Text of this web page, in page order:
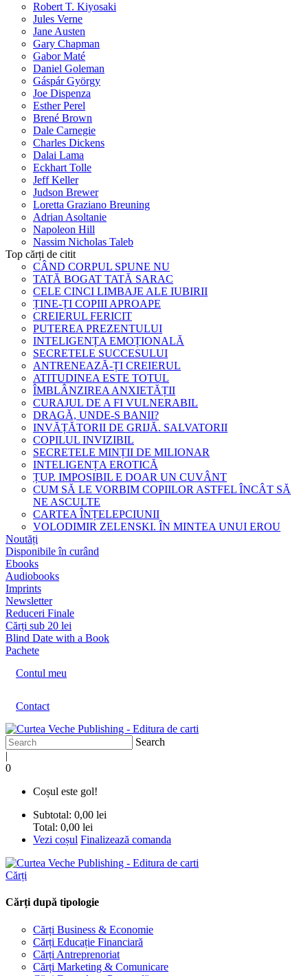
Robert T. Kiyosaki
Jules Verne
Jane Austen
Gary Chapman
Gabor Maté
Daniel Goleman
Gáspár György
Joe Dispenza
Esther Perel
Brené Brown
Dale Carnegie
Charles Dickens
Dalai Lama
Eckhart Tolle
Jeff Keller
Judson Brewer
Loretta Graziano Breuning
Adrian Asoltanie
Napoleon Hill
Nassim Nicholas Taleb
Top cărți de citit
CÂND CORPUL SPUNE NU
TATĂ BOGAT TATĂ SARAC
CELE CINCI LIMBAJE ALE IUBIRII
ȚINE-ȚI COPIII APROAPE
CREIERUL FERICIT
PUTEREA PREZENTULUI
INTELIGENȚA EMOȚIONALĂ
SECRETELE SUCCESULUI
ANTRENEAZĂ-ȚI CREIERUL
ATITUDINEA ESTE TOTUL
ÎMBLÂNZIREA ANXIETĂȚII
CURAJUL DE A FI VULNERABIL
DRAGĂ, UNDE-S BANII?
INVĂȚĂTORII DE GRIJĂ. SALVATORII
COPILUL INVIZIBIL
SECRETELE MINȚII DE MILIONAR
INTELIGENȚA EROTICĂ
ȚUP. IMPOSIBIL E DOAR UN CUVÂNT
CUM SĂ LE VORBIM COPIILOR ASTFEL ÎNCÂT SĂ
NE ASCULTE
CARTEA ÎNȚELEPCIUNII
VOLODIMIR ZELENSKI. ÎN MINTEA UNUI EROU
Noutăți
Disponibile în curând
Ebooks
Audiobooks
Imprints
Newsletter
Reduceri Finale
Cărți sub 20 lei
Blind Date with a Book
Pachete
Contul meu
Contact
Search
|
0
Coșul este gol!
Subtotal: 0,00 lei
Total: 0,00 lei
Vezi coșul Finalizează comanda
Cărți
Cărți după tipologie
Cărți Business & Economie
Cărți Educație Financiară
Cărți Antreprenoriat
Cărți Marketing & Comunicare